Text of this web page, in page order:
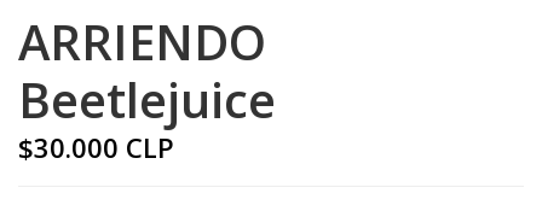
ARRIENDO
Beetlejuice
$30.000 CLP